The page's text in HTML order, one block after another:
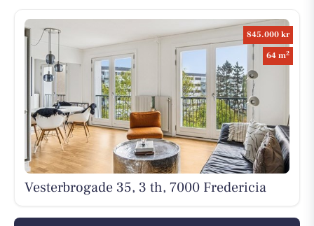
845.000 kr
64 m2
Vesterbrogade 35, 3 th, 7000 Fredericia